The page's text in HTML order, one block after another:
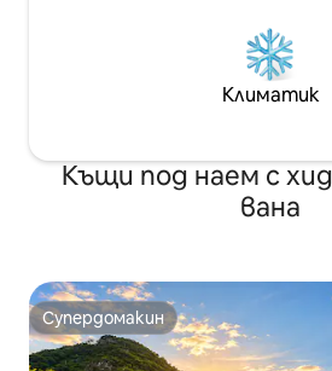
Климатик
Къщи под наем с
вана
Супердомакин
Супердомакин